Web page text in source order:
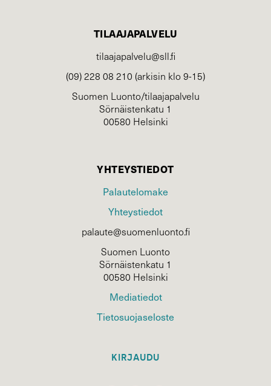
TILAAJAPALVELU
tilaajapalvelu@sll.fi
(09) 228 08 210 (arkisin klo 9-15)
Suomen Luonto/tilaajapalvelu
Sörnäistenkatu 1
00580 Helsinki
YHTEYSTIEDOT
Palautelomake
Yhteystiedot
palaute@suomenluonto.fi
Suomen Luonto
Sörnäistenkatu 1
00580 Helsinki
Mediatiedot
Tietosuojaseloste
KIRJAUDU